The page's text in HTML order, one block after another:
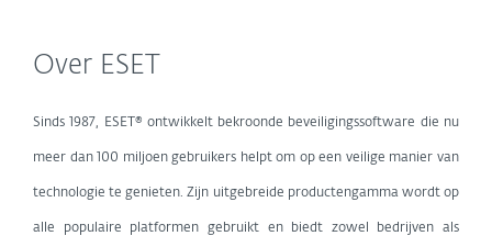
Over ESET
Sinds 1987, ESET® ontwikkelt bekroonde beveiligingssoftware die nu
meer dan 100 miljoen gebruikers helpt om op een veilige manier van
technologie te genieten. Zijn uitgebreide productengamma wordt op
alle populaire platformen gebruikt en biedt zowel bedrijven als